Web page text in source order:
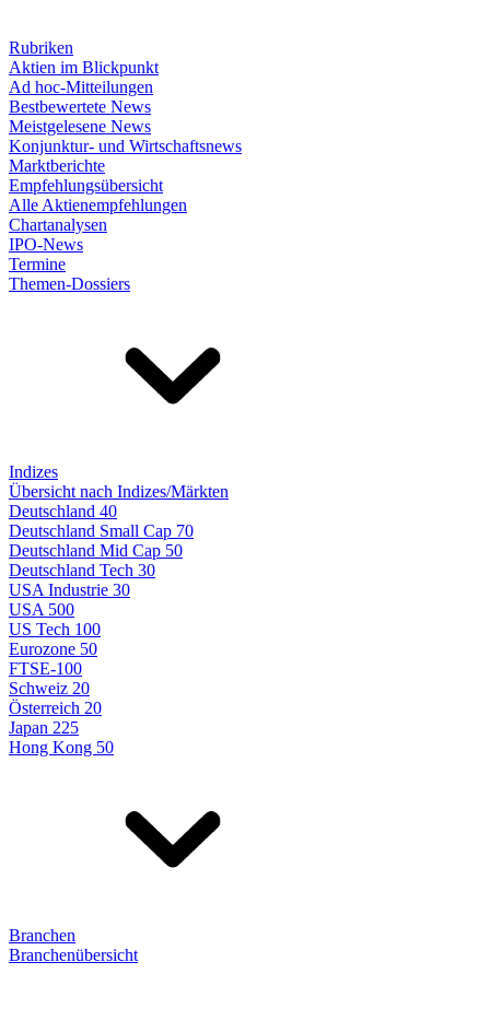
Rubriken
Aktien im Blickpunkt
Ad hoc-Mitteilungen
Bestbewertete News
Meistgelesene News
Konjunktur- und Wirtschaftsnews
Marktberichte
Empfehlungsübersicht
Alle Aktienempfehlungen
Chartanalysen
IPO-News
Termine
Themen-Dossiers
Indizes
Übersicht nach Indizes/Märkten
Deutschland 40
Deutschland Small Cap 70
Deutschland Mid Cap 50
Deutschland Tech 30
USA Industrie 30
USA 500
US Tech 100
Eurozone 50
FTSE-100
Schweiz 20
Österreich 20
Japan 225
Hong Kong 50
Branchen
Branchenübersicht